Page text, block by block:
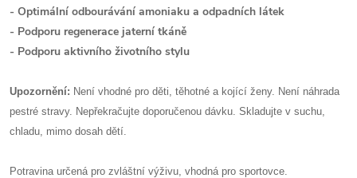
- Optimální odbourávání amoniaku a odpadních látek
- Podporu regenerace jaterní tkáně
- Podporu aktivního životního stylu
Upozornění: Není vhodné pro děti, těhotné a kojící ženy. Není náhrada
pestré stravy. Nepřekračujte doporučenou dávku. Skladujte v suchu,
chladu, mimo dosah dětí.
Potravina určená pro zvláštní výživu, vhodná pro sportovce.